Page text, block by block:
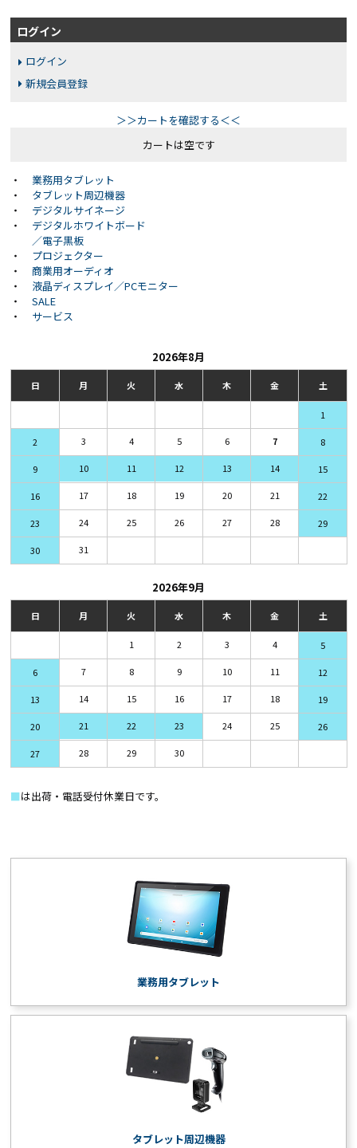
ログイン
ログイン
新規会員登録
＞＞カートを確認する＜＜
カートは空です
・
業務用タブレット
・
タブレット周辺機器
・
デジタルサイネージ
・
デジタルホワイトボード
／電子黒板
・
プロジェクター
・
商業用オーディオ
・
液晶ディスプレイ／PCモニター
・
SALE
・
サービス
2026年8月
日 月 火 水 木 金 土
1
2 3 4 5 6 7 8
9 10 11 12 13 14 15
16 17 18 19 20 21 22
23 24 25 26 27 28 29
30 31
2026年9月
日 月 火 水 木 金 土
1 2 3 4 5
6 7 8 9 10 11 12
13 14 15 16 17 18 19
20 21 22 23 24 25 26
27 28 29 30
■は出荷・電話受付休業日です。
業務用タブレット
タブレット周辺機器